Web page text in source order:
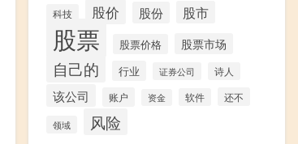
科技 股价 股份 股市
股票 股票价格 股票市场
自己的 行业 证券公司 诗人
该公司 账户 资金 软件 还不
领域 风险